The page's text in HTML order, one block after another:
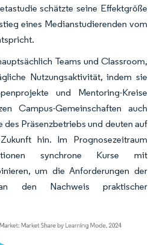
schätzte seine Effektgröße
eines Medianstudierenden vom
Teams und Classroom,
Nutzungsaktivität, indem sie
und Mentoring-Kreise
Campus-Gemeinschaften auch
des Präsenzbetriebs und deuten auf
hin. Im Prognosezeitraum
synchrone Kurse mit
um die Anforderungen der
an den Nachweis praktischer